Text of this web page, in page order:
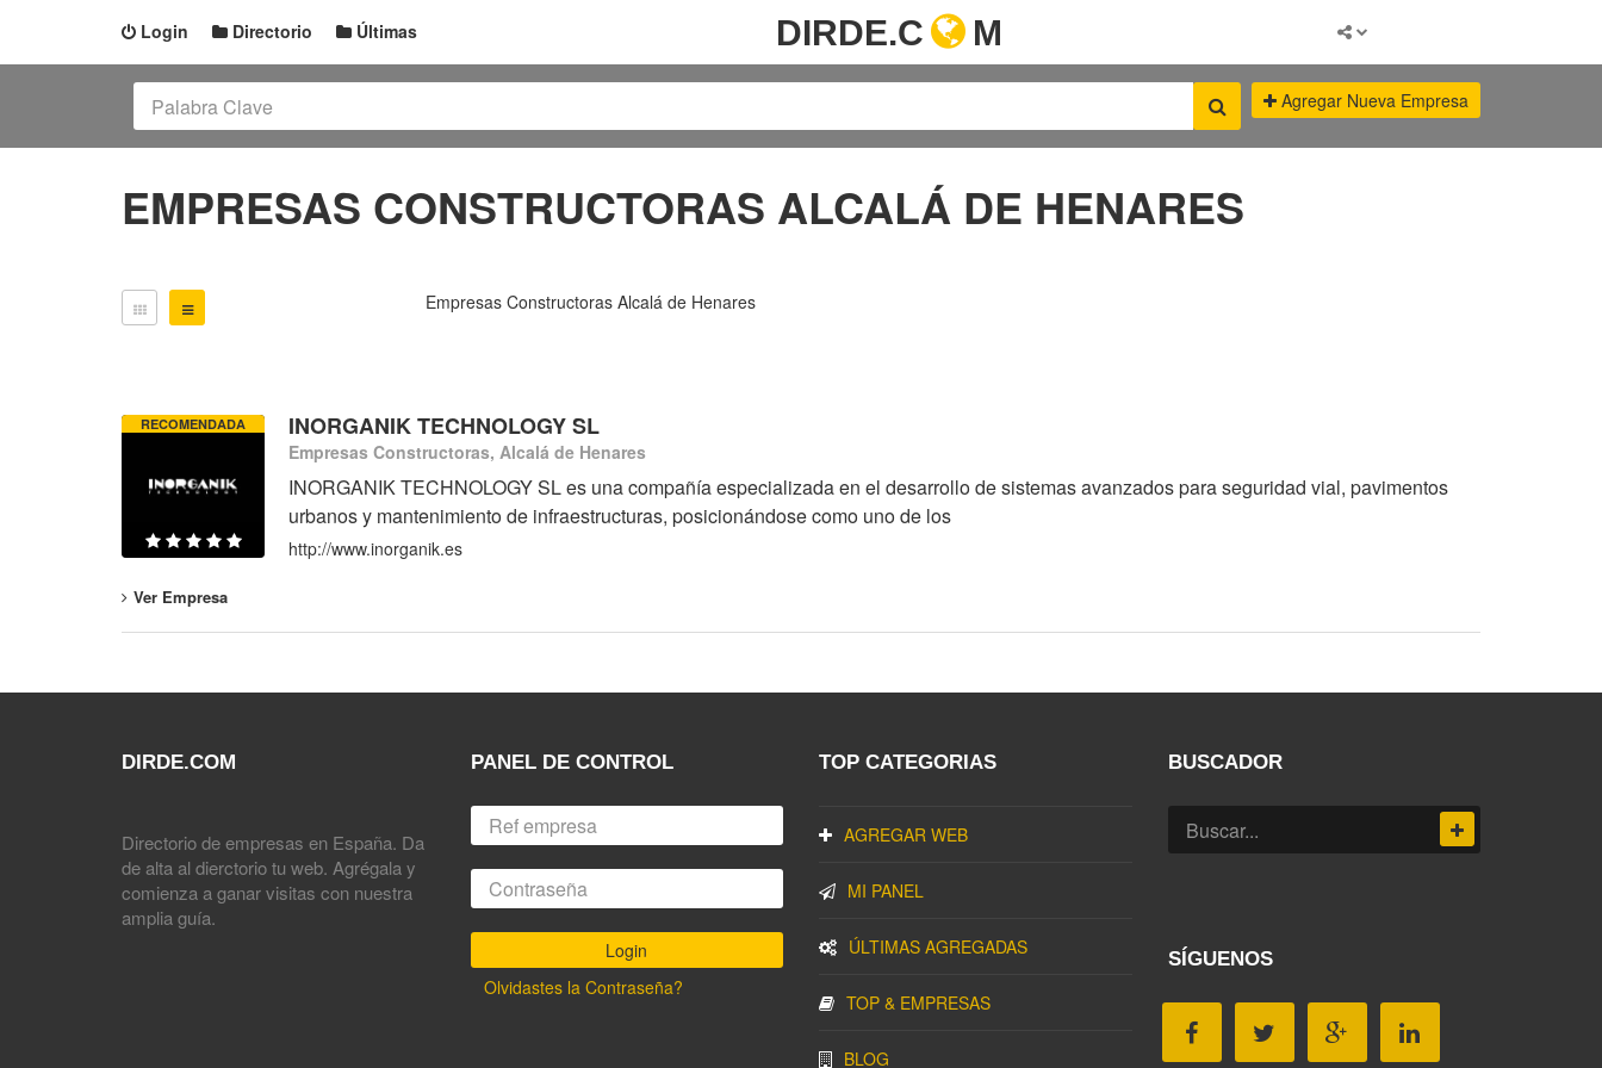
Login Directorio Últimas DIRDE.C M
Agregar Nueva Empresa
EMPRESAS CONSTRUCTORAS ALCALÁ DE HENARES
Empresas Constructoras Alcalá de Henares
RECOMENDADA INORGANIK TECHNOLOGY SL
Empresas Constructoras, Alcalá de Henares
INORGANIK TECHNOLOGY SL es una compañía especializada en el desarrollo de sistemas avanzados para seguridad vial, pavimentos
urbanos y mantenimiento de infraestructuras, posicionándose como uno de los
http://www.inorganik.es
Ver Empresa
DIRDE.COM
Directorio de empresas en España. Da
de alta al dierctorio tu web. Agrégala y
comienza a ganar visitas con nuestra
amplia guía.
PANEL DE CONTROL
Olvidastes la Contraseña?
TOP CATEGORIAS
AGREGAR WEB
MI PANEL
ÚLTIMAS AGREGADAS
TOP & EMPRESAS
BLOG
BUSCADOR
SÍGUENOS